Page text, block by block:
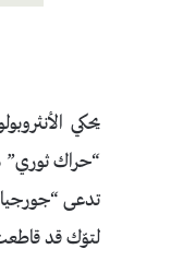
يحكي
“حراك ثوري”
تدعى
لتوّك قد